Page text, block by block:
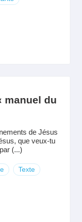
manuel du
de Jésus
que veux-tu
(...)
Texte